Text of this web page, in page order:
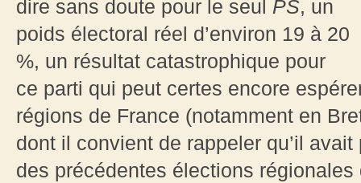
dire sans doute pour le seul PS, un
poids électoral réel d’environ 19 à 20
%, un résultat catastrophique pour
ce parti qui peut certes encore
régions de France (notamment en
dont il convient de rappeler qu’il
des précédentes élections